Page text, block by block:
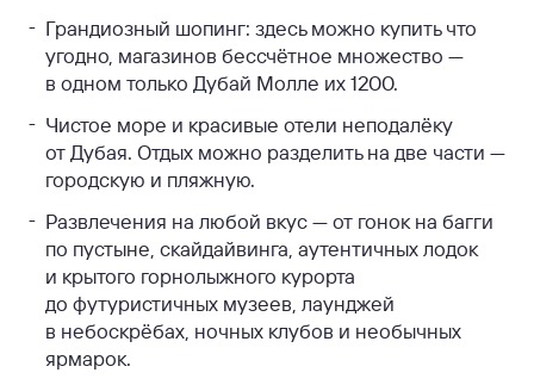
Грандиозный шопинг: здесь можно купить что
угодно, магазинов бессчётное множество —
в одном только Дубай Молле их 1200.
Чистое море и красивые отели неподалёку
от Дубая. Отдых можно разделить на две части —
городскую и пляжную.
Развлечения на любой вкус — от гонок на багги
по пустыне, скайдайвинга, аутентичных лодок
и крытого горнолыжного курорта
до футуристичных музеев, лаунджей
в небоскрёбах, ночных клубов и необычных
ярмарок.